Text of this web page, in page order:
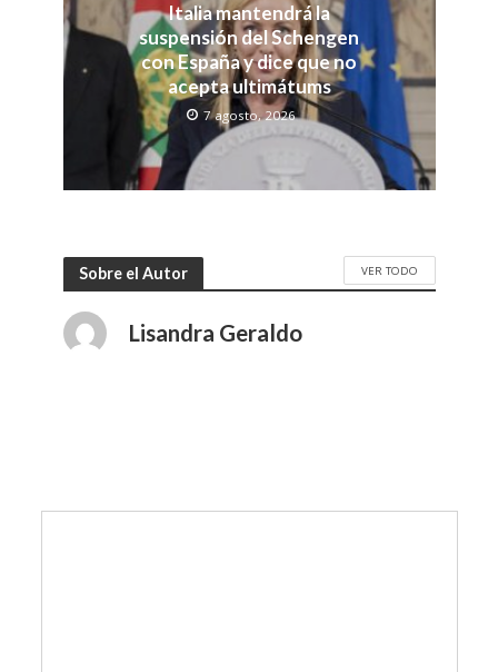
Italia mantendrá la
suspensión del Schengen
con España y dice que no
acepta ultimátums
7 agosto, 2026
Sobre el Autor VER TODO
Lisandra Geraldo